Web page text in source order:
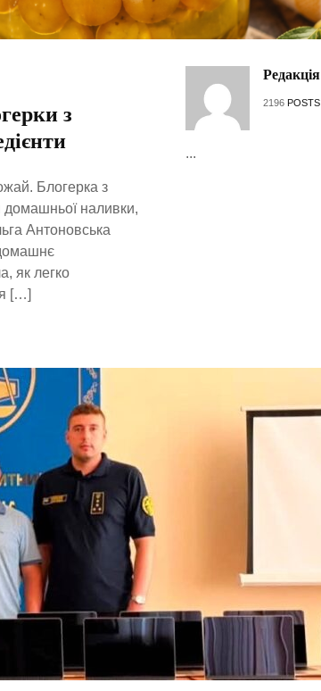
з
Блогерка з
домашньої наливки,
Антоновська
як легко
[…]
Редакція
2196 POSTS
...